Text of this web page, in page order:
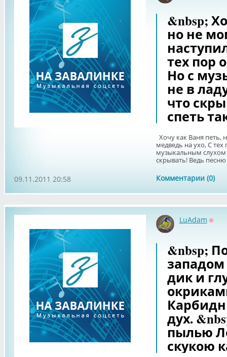
&nbsp;
но не
тех пор
Но с
не в
что
спеть
Хочу как Ваня петь,
медведь на ухо, С тех
музыкальным слухом
скрывать! Ведь песню
Комментарии (0)
09.11.2011 20:58
LuAdam
&nbsp;
дик и
дух.
пылью
скукою